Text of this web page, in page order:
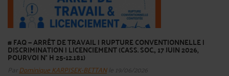
# FAQ — ARRÊT DE TRAVAIL | RUPTURE CONVENTIONNELLE |
DISCRIMINATION | LICENCIEMENT (CASS. SOC., 17 JUIN 2026,
POURVOI N° H 25-12.181)
Par Dominique KARPISEK-BETTANle 19/06/2026